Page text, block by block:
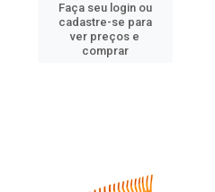
Faça seu login ou
cadastre-se para
ver preços e
comprar